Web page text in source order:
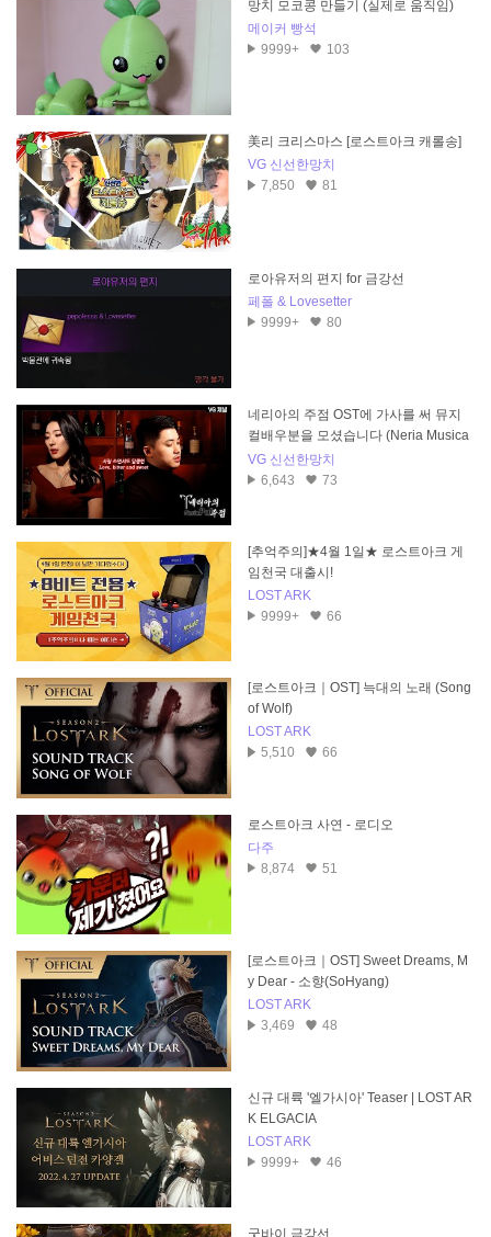
망치 모코콩 만들기 (실제로 움직임)
메이커 빵석
9999+
103
美리 크리스마스 [로스트아크 캐롤송]
VG 신선한망치
7,850
81
로아유저의 편지 for 금강선
페폴 & Lovesetter
9999+
80
네리아의 주점 OST에 가사를 써 뮤지
컬배우분을 모셨습니다 (Neria Musica
l)
VG 신선한망치
6,643
73
[추억주의]★4월 1일★ 로스트아크 게
임천국 대출시!
LOST ARK
9999+
66
[로스트아크｜OST] 늑대의 노래 (Song
of Wolf)
LOST ARK
5,510
66
로스트아크 사연 - 로디오
다주
8,874
51
[로스트아크｜OST] Sweet Dreams, M
y Dear - 소향(SoHyang)
LOST ARK
3,469
48
신규 대륙 '엘가시아' Teaser | LOST AR
K ELGACIA
LOST ARK
9999+
46